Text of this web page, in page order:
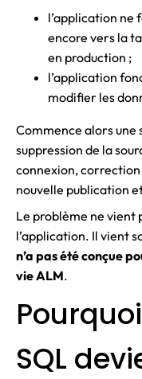
l’application ne
encore vers la
en production ;
l’application
modifier les
Commence alors une
suppression de la
connexion,
nouvelle publication
Le problème ne vient
l’application. Il vient
n’a pas été conçue
vie ALM.
SQL